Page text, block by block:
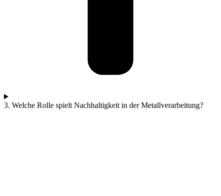
3. Welche Rolle spielt Nachhaltigkeit in der Metallverarbeitung?